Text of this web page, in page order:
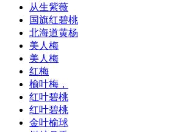
从生紫薇
国旗红碧桃
北海道黄杨
美人梅
美人梅
红梅
榆叶梅，
红叶碧桃
红叶碧桃
金叶榆球